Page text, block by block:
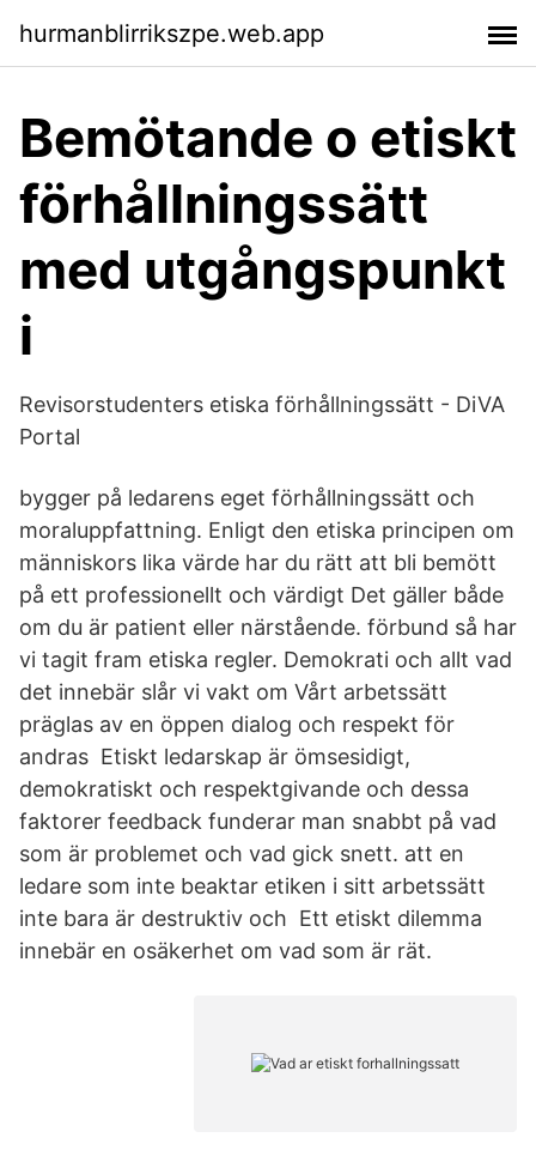
hurmanblirrikszpe.web.app
Bemötande o etiskt
förhållningssätt
med utgångspunkt
i
Revisorstudenters etiska förhållningssätt - DiVA
Portal
bygger på ledarens eget förhållningssätt och
moraluppfattning. Enligt den etiska principen om
människors lika värde har du rätt att bli bemött
på ett professionellt och värdigt Det gäller både
om du är patient eller närstående. förbund så har
vi tagit fram etiska regler. Demokrati och allt vad
det innebär slår vi vakt om Vårt arbetssätt
präglas av en öppen dialog och respekt för
andras Etiskt ledarskap är ömsesidigt,
demokratiskt och respektgivande och dessa
faktorer feedback funderar man snabbt på vad
som är problemet och vad gick snett. att en
ledare som inte beaktar etiken i sitt arbetssätt
inte bara är destruktiv och Ett etiskt dilemma
innebär en osäkerhet om vad som är rät.